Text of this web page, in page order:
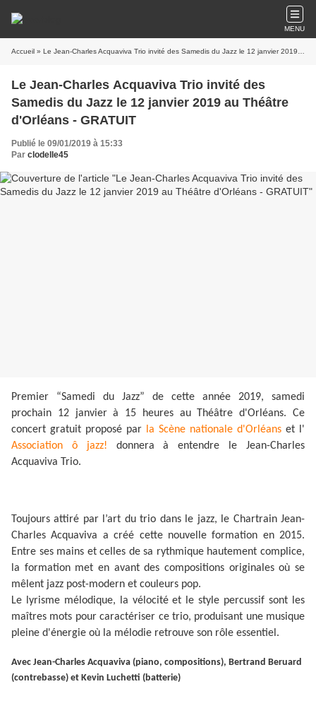
MENU
Accueil » Le Jean-Charles Acquaviva Trio invité des Samedis du Jazz le 12 janvier 2019 au Théâtre d'Orléans - GRATUIT
Le Jean-Charles Acquaviva Trio invité des
Samedis du Jazz le 12 janvier 2019 au Théâtre
d'Orléans - GRATUIT
Publié le 09/01/2019 à 15:33
Par clodelle45
Premier “Samedi du Jazz” de cette année 2019, samedi
prochain 12 janvier à 15 heures au Théâtre d'Orléans. Ce
concert gratuit proposé par
la Scène nationale d'Orléans et l'
Association ô jazz! donnera à entendre le Jean-Charles
Acquaviva Trio.
Toujours attiré par l’art du trio dans le jazz, le Chartrain Jean-
Charles Acquaviva a créé cette nouvelle formation en 2015.
Entre ses mains et celles de sa rythmique hautement complice,
la formation met en avant des compositions originales où se
mêlent jazz post-modern et couleurs pop.
Le lyrisme mélodique, la vélocité et le style percussif sont les
maîtres mots pour caractériser ce trio, produisant une musique
pleine d'énergie où la mélodie retrouve son rôle essentiel.
Avec Jean-Charles Acquaviva (piano, compositions), Bertrand Beruard
(contrebasse) et Kevin Luchetti (batterie)